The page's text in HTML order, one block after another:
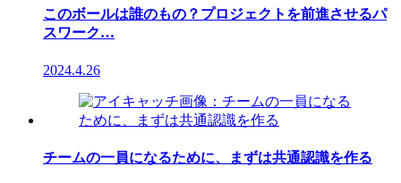
このボールは誰のもの？プロジェクトを前進させるパ
スワーク…
2024.4.26
チームの一員になるために、まずは共通認識を作る